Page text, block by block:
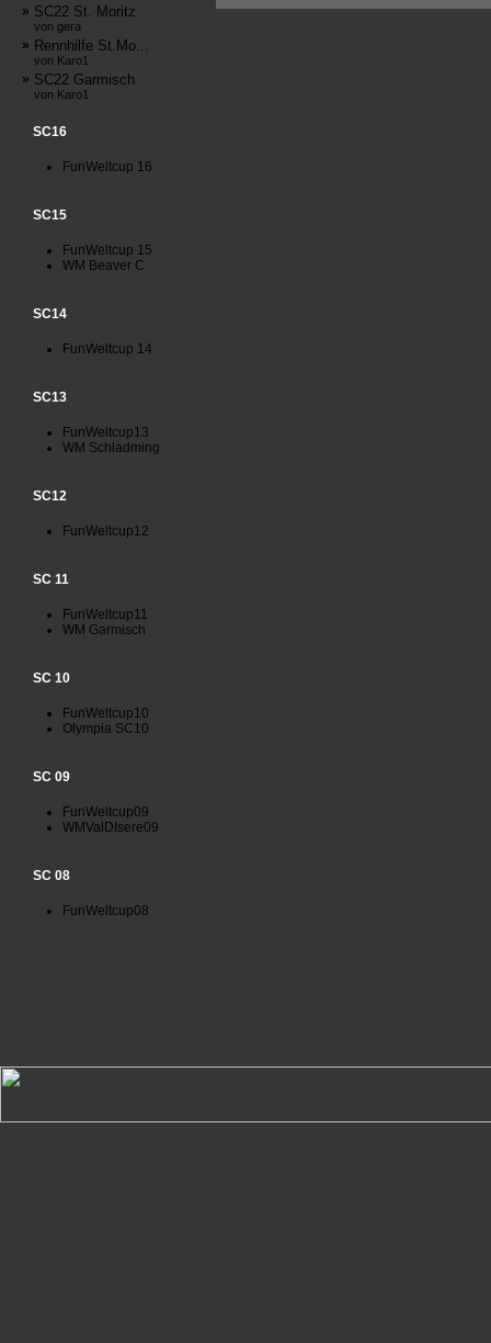
» SC22 St. Moritz
von gera
» Rennhilfe St.Mo...
von Karo1
» SC22 Garmisch
von Karo1
SC16
FunWeltcup 16
SC15
FunWeltcup 15
WM Beaver C
SC14
FunWeltcup 14
SC13
FunWeltcup13
WM Schladming
SC12
FunWeltcup12
SC 11
FunWeltcup11
WM Garmisch
SC 10
FunWeltcup10
Olympia SC10
SC 09
FunWeltcup09
WMValDIsere09
SC 08
FunWeltcup08